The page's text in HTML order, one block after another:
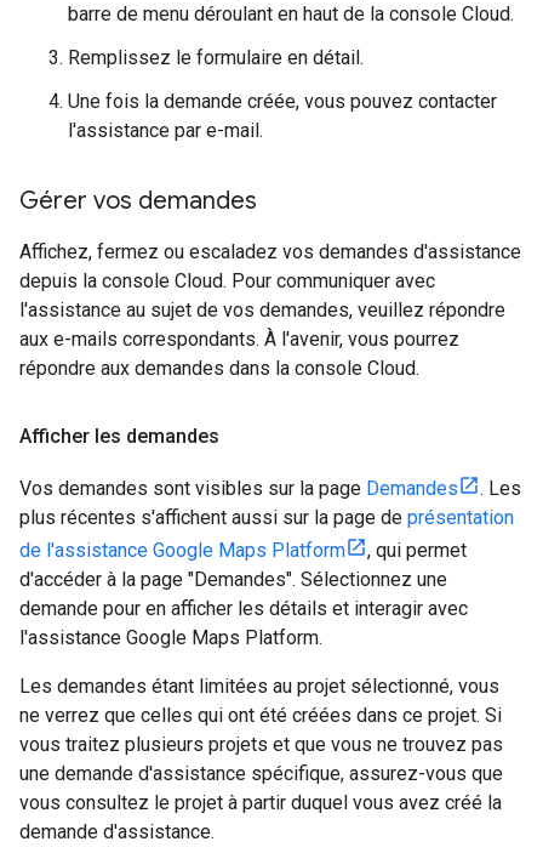
barre de menu déroulant en haut de la console Cloud.
Remplissez le formulaire en détail.
Une fois la demande créée, vous pouvez contacter
l'assistance par e-mail.
Gérer vos demandes
Affichez, fermez ou escaladez vos demandes d'assistance
depuis la console Cloud. Pour communiquer avec
l'assistance au sujet de vos demandes, veuillez répondre
aux e-mails correspondants. À l'avenir, vous pourrez
répondre aux demandes dans la console Cloud.
Afficher les demandes
Vos demandes sont visibles sur la page Demandes
. Les
plus récentes s'affichent aussi sur la page de présentation
de l'assistance Google Maps Platform
, qui permet
d'accéder à la page "Demandes". Sélectionnez une
demande pour en afficher les détails et interagir avec
l'assistance Google Maps Platform.
Les demandes étant limitées au projet sélectionné, vous
ne verrez que celles qui ont été créées dans ce projet. Si
vous traitez plusieurs projets et que vous ne trouvez pas
une demande d'assistance spécifique, assurez-vous que
vous consultez le projet à partir duquel vous avez créé la
demande d'assistance.